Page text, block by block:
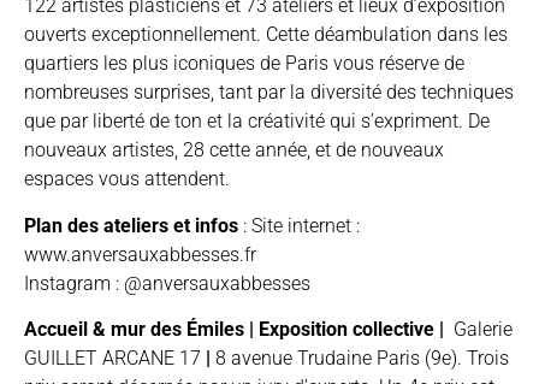
122 artistes plasticiens et 73 ateliers et lieux d’exposition
ouverts exceptionnellement. Cette déambulation dans les
quartiers les plus iconiques de Paris vous réserve de
nombreuses surprises, tant par la diversité des techniques
que par liberté de ton et la créativité qui s’expriment. De
nouveaux artistes, 28 cette année, et de nouveaux
espaces vous attendent.
Plan des ateliers et infos : Site internet :
www.anversauxabbesses.fr
Instagram : @anversauxabbesses
Accueil & mur des Émiles | Exposition collective |
Galerie
GUILLET ARCANE 17
8 avenue Trudaine Paris (9e). Trois